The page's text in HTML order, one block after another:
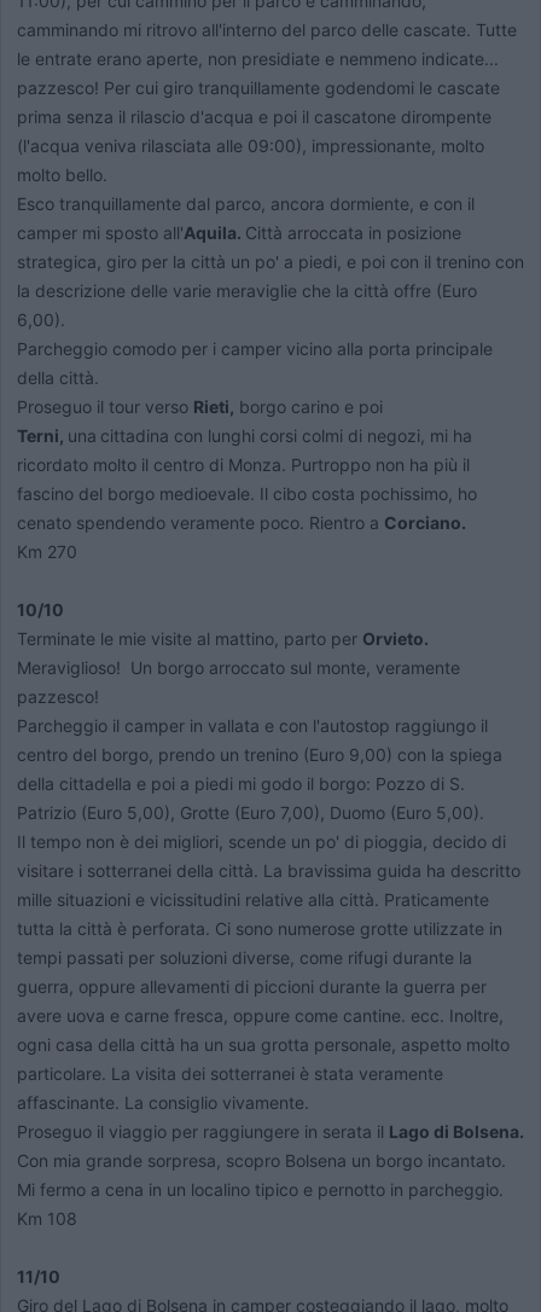
camminando mi ritrovo all'interno del parco delle cascate. Tutte
le entrate erano aperte, non presidiate e nemmeno indicate...
pazzesco! Per cui giro tranquillamente godendomi le cascate
prima senza il rilascio d'acqua e poi il cascatone dirompente
(l'acqua veniva rilasciata alle 09:00), impressionante, molto
molto bello.
Esco tranquillamente dal parco, ancora dormiente, e con il
camper mi sposto all'Aquila. Città arroccata in posizione
strategica, giro per la città un po' a piedi, e poi con il trenino con
la descrizione delle varie meraviglie che la città offre (Euro
6,00).
Parcheggio comodo per i camper vicino alla porta principale
della città.
Proseguo il tour verso Rieti, borgo carino e poi
Terni, una cittadina con lunghi corsi colmi di negozi, mi ha
ricordato molto il centro di Monza. Purtroppo non ha più il
fascino del borgo medioevale. Il cibo costa pochissimo, ho
cenato spendendo veramente poco. Rientro a Corciano.
Km 270
10/10
Terminate le mie visite al mattino, parto per Orvieto.
Meraviglioso! Un borgo arroccato sul monte, veramente
pazzesco!
Parcheggio il camper in vallata e con l'autostop raggiungo il
centro del borgo, prendo un trenino (Euro 9,00) con la spiega
della cittadella e poi a piedi mi godo il borgo: Pozzo di S.
Patrizio (Euro 5,00), Grotte (Euro 7,00), Duomo (Euro 5,00).
Il tempo non è dei migliori, scende un po' di pioggia, decido di
visitare i sotterranei della città. La bravissima guida ha descritto
mille situazioni e vicissitudini relative alla città. Praticamente
tutta la città è perforata. Ci sono numerose grotte utilizzate in
tempi passati per soluzioni diverse, come rifugi durante la
guerra, oppure allevamenti di piccioni durante la guerra per
avere uova e carne fresca, oppure come cantine. ecc. Inoltre,
ogni casa della città ha un sua grotta personale, aspetto molto
particolare. La visita dei sotterranei è stata veramente
affascinante. La consiglio vivamente.
Proseguo il viaggio per raggiungere in serata il Lago di Bolsena.
Con mia grande sorpresa, scopro Bolsena un borgo incantato.
Mi fermo a cena in un localino tipico e pernotto in parcheggio.
Km 108
11/10
Giro del Lago di Bolsena in camper costeggiando il lago, molto